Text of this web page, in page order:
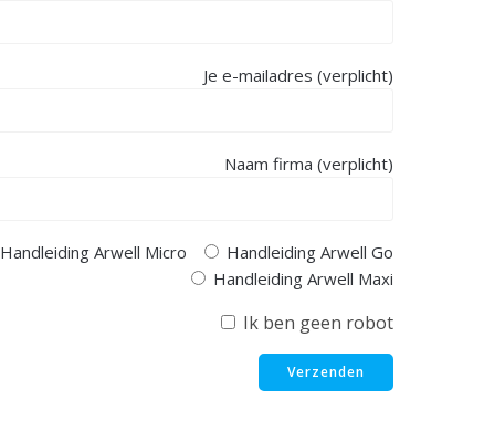
Je e-mailadres (verplicht)
Naam firma (verplicht)
Handleiding Arwell Micro
Handleiding Arwell Go
Handleiding Arwell Maxi
Ik ben geen robot